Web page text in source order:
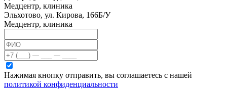
Медцентр, клиника
Эльхотово, ул. Кирова, 166Б/У
Медцентр, клиника
Нажимая кнопку отправить, вы соглашаетесь с нашей
политикой конфиденциальности